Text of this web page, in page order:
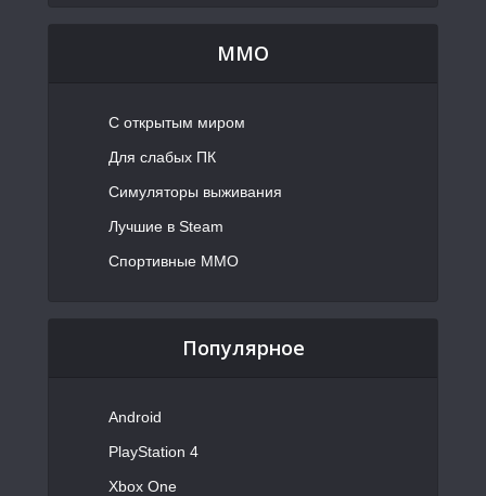
MMO
С открытым миром
Для слабых ПК
Симуляторы выживания
Лучшие в Steam
Спортивные MMO
Популярное
Android
PlayStation 4
Xbox One